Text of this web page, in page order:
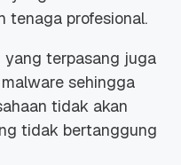
tenaga profesional.
yang terpasang juga
sehingga
tidak akan
tidak bertanggung